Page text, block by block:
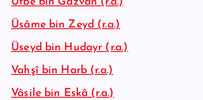
Üsâme bin Zeyd (r.a.)
Üseyd bin Hudayr (r.a.)
Vahşî bin Harb (r.a.)
Vâsile bin Eskâ (r.a.)